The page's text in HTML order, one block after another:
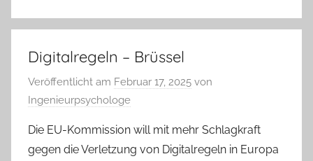
Digitalregeln – Brüssel
Veröffentlicht am Februar 17, 2025 von
Ingenieurpsychologe
Die EU-Kommission will mit mehr Schlagkraft
gegen die Verletzung von Digitalregeln in Europa